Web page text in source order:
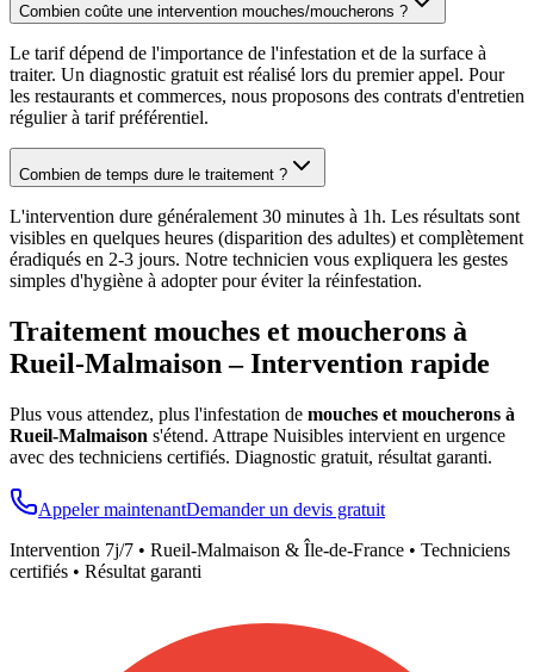
Combien coûte une intervention mouches/moucherons ?
Le tarif dépend de l'importance de l'infestation et de la surface à
traiter. Un diagnostic gratuit est réalisé lors du premier appel. Pour
les restaurants et commerces, nous proposons des contrats d'entretien
régulier à tarif préférentiel.
Combien de temps dure le traitement ?
L'intervention dure généralement 30 minutes à 1h. Les résultats sont
visibles en quelques heures (disparition des adultes) et complètement
éradiqués en 2-3 jours. Notre technicien vous expliquera les gestes
simples d'hygiène à adopter pour éviter la réinfestation.
Traitement mouches et moucherons à
Rueil-Malmaison– Intervention rapide
Plus vous attendez, plus l'infestation de mouches et moucherons à
Rueil-Malmaison s'étend. Attrape Nuisibles intervient en urgence
avec des techniciens certifiés. Diagnostic gratuit, résultat garanti.
Appeler maintenantDemander un devis gratuit
Intervention 7j/7 • Rueil-Malmaison & Île-de-France • Techniciens
certifiés • Résultat garanti